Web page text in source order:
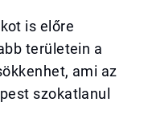
is előre
területein a
ami az
szokatlanul